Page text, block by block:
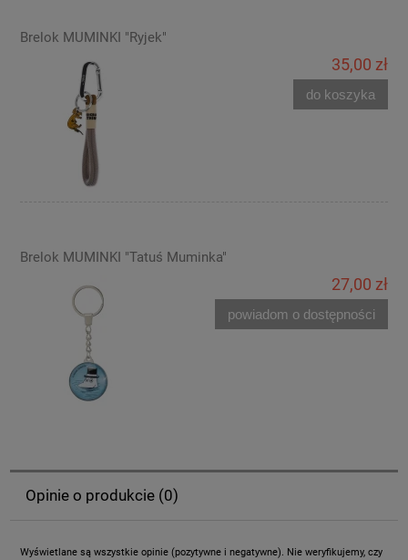
Brelok MUMINKI "Ryjek"
35,00 zł
do koszyka
Brelok MUMINKI "Tatuś Muminka"
27,00 zł
powiadom o dostępności
Opinie o produkcie (0)
Wyświetlane są wszystkie opinie (pozytywne i negatywne). Nie weryfikujemy, czy